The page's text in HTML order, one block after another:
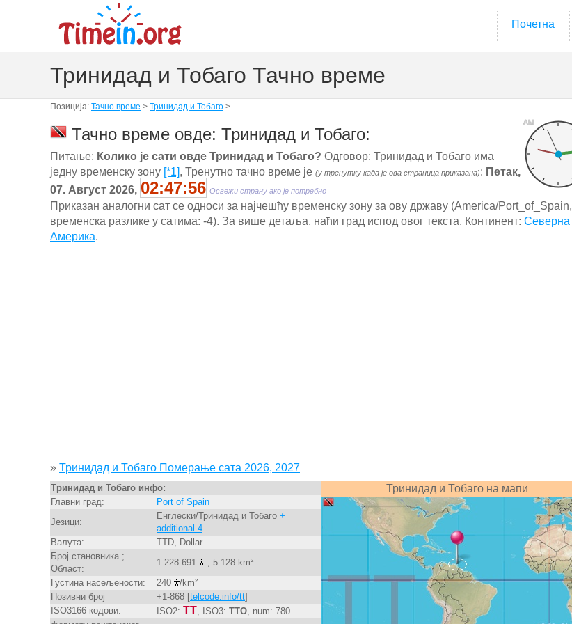
Почетна
Тринидад и Тобаго Тачно време
Позиција: Тачно време > Тринидад и Тобаго >
AM
Тачно време овде: Тринидад и Тобаго:
Питање: Колико је сати овде Тринидад и Тобаго? Одговор: Тринидад и Тобаго има
једну временску зону [*1], Тренутно тачно време је (у тренутку када је ова страница приказана): Петак,
07. Август 2026, 02:47:57 Освежи страну ако је потребно
Приказан аналогни сат се односи за најчешћу временску зону за ову државу (America/Port_of_Spain,
временска разлике у сатима: -4). За више детаља, наћи град испод овог текста. Континент: Северна
Америка.
» Тринидад и Тобаго Померање сата 2026, 2027
Тринидад и Тобаго инфо:
Главни град:
Port of Spain
Језици:
Енглески/Тринидад и Тобаго +
additional 4.
Валута:
TTD, Dollar
Број становника ;
Област:
1 228 691
; 5 128 km²
Густина насељености:
240
/km²
Позивни број
+1-868 [telcode.info/tt]
ISO3166 кодови:
ISO2: TT, ISO3: TTO, num: 780
Тринидад и Тобаго на мапи